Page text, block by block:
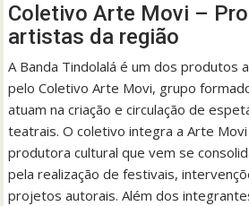
Coletivo Arte Movi –
artistas da região
A Banda Tindolalá é um dos produtos
pelo Coletivo Arte Movi, grupo
atuam na criação e circulação de
teatrais. O coletivo integra a Arte
produtora cultural que vem se
pela realização de festivais,
projetos autorais. Além dos